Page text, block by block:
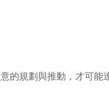
的規劃與推動，才可能